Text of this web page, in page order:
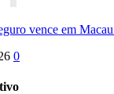
vence em
0